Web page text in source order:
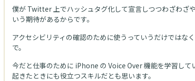
僕が Twitter 上でハッシュタグ化して宣言しつつわざわざ
いう期待があるからです。
アクセシビリティの確認のために使うっていうだけでは
で。
今だと仕事のために iPhone の Voice Over 機能を学習し
起きたときにも役立つスキルだとも思います。